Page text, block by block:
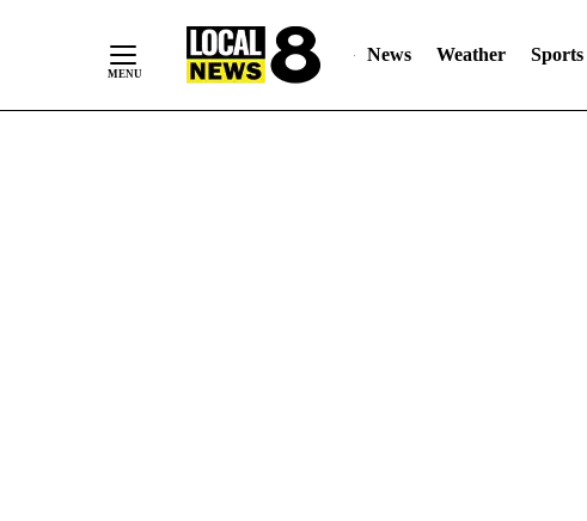
News Weather Sports